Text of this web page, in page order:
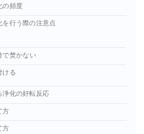
の頻度
を行う際の注意点
で焚かない
ける
浄化の好転反応
方
方